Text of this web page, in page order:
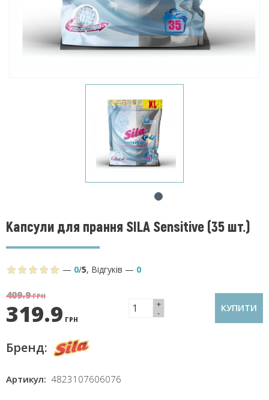
Капсули для прання SILA Sensitive (35 шт.)
— 0/5, Відгуків — 0
409.9ГРН
319.9 ГРН
+
-
КУПИТИ
Бренд:
Артикул: 4823107606076